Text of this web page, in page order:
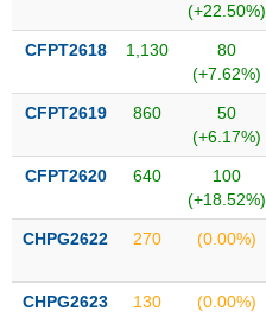
Tin
Tâm
thị
trường
(+22.50%)
CFPT2618 1,130
80
(+7.62%)
CFPT2619 860
50
(+6.17%)
CFPT2620 640
100
(+18.52%)
CHPG2622 270 (0.00%)
CHPG2623 130 (0.00%)
CÔNG
DÙNG